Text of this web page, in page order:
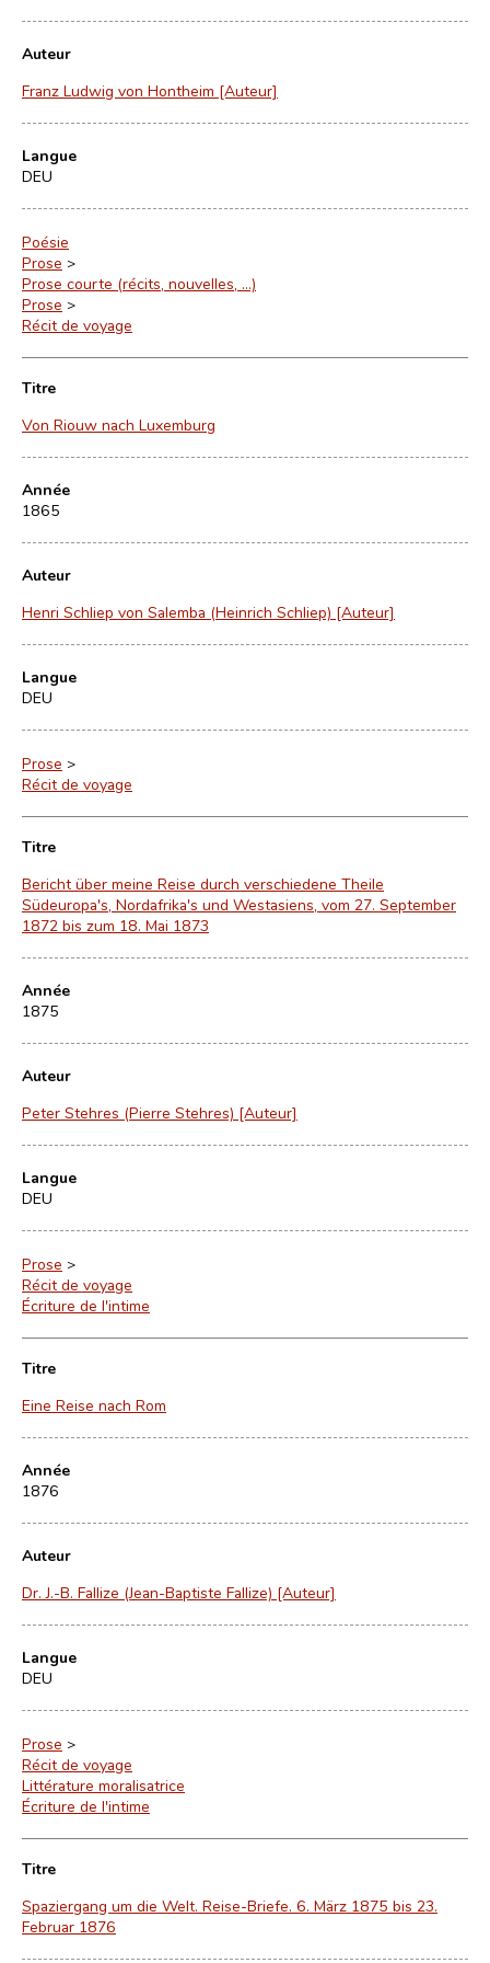
Auteur
Franz Ludwig von Hontheim [Auteur]
Langue
DEU
Poésie
Prose >
Prose courte (récits, nouvelles, ...)
Prose >
Récit de voyage
Titre
Von Riouw nach Luxemburg
Année
1865
Auteur
Henri Schliep von Salemba (Heinrich Schliep) [Auteur]
Langue
DEU
Prose >
Récit de voyage
Titre
Bericht über meine Reise durch verschiedene Theile
Südeuropa's, Nordafrika's und Westasiens, vom 27. September
1872 bis zum 18. Mai 1873
Année
1875
Auteur
Peter Stehres (Pierre Stehres) [Auteur]
Langue
DEU
Prose >
Récit de voyage
Écriture de l'intime
Titre
Eine Reise nach Rom
Année
1876
Auteur
Dr. J.-B. Fallize (Jean-Baptiste Fallize) [Auteur]
Langue
DEU
Prose >
Récit de voyage
Littérature moralisatrice
Écriture de l'intime
Titre
Spaziergang um die Welt. Reise-Briefe. 6. März 1875 bis 23.
Februar 1876